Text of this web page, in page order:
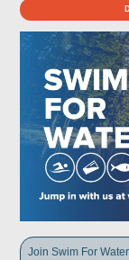
Join Swim For